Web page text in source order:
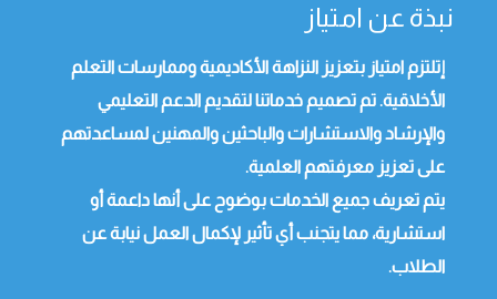
نبذة عن امتياز
إتلتزم امتياز بتعزيز النزاهة الأكاديمية وممارسات التعلم
الأخلاقية. تم تصميم خدماتنا لتقديم الدعم التعليمي
والإرشاد والاستشارات والباحثين والمهنين لمساعدتهم
على تعزيز معرفتهم العلمية.
يتم تعريف جميع الخدمات بوضوح على أنها داعمة أو
استشارية، مما يتجنب أي تأثير لإكمال العمل نيابة عن
الطلاب.